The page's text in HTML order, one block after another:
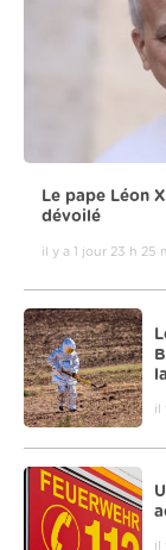
Le pape Léon
dévoilé
il y a 1 jour 23 h 25
il
il